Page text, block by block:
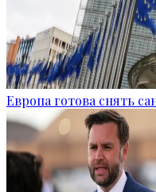
Европа готова снять